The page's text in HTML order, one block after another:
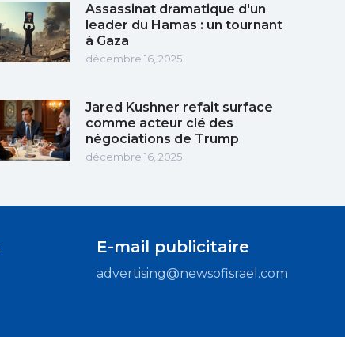
Assassinat dramatique d'un
leader du Hamas : un tournant
à Gaza
décembre 16, 2025
Jared Kushner refait surface
comme acteur clé des
négociations de Trump
décembre 16, 2025
E-mail publicitaire
advertising@newsofisrael.com